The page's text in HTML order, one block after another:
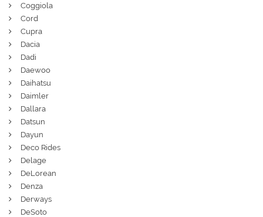
Coggiola
Cord
Cupra
Dacia
Dadi
Daewoo
Daihatsu
Daimler
Dallara
Datsun
Dayun
Deco Rides
Delage
DeLorean
Denza
Derways
DeSoto